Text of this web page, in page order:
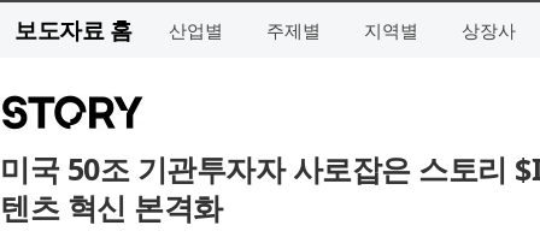
보도자료 홈 산업별 주제별 지역별 상장사
미국 50조 기관투자자 사로잡은 스토리
텐츠 혁신 본격화